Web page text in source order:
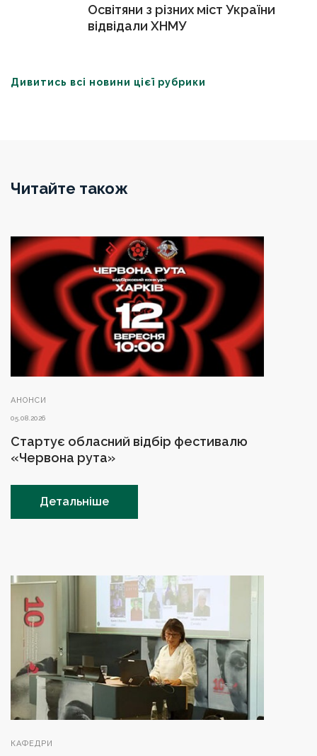
Освітяни з різних міст України
відвідали ХНМУ
Дивитись всі новини цієї рубрики
Читайте також
АНОНСИ
05.08.2026
Стартує обласний відбір фестивалю
«Червона рута»
Детальніше
КАФЕДРИ